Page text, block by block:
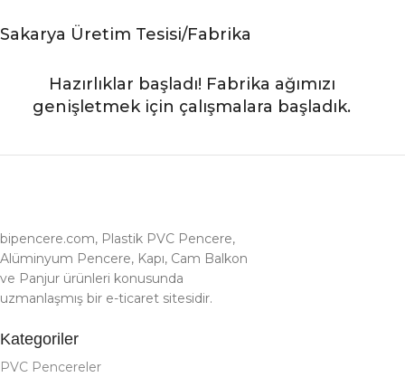
Sakarya Üretim Tesisi/Fabrika
Hazırlıklar başladı! Fabrika ağımızı
genişletmek için çalışmalara başladık.
bipencere.com, Plastik PVC Pencere,
Alüminyum Pencere, Kapı, Cam Balkon
ve Panjur ürünleri konusunda
uzmanlaşmış bir e-ticaret sitesidir.
Kategoriler
PVC Pencereler